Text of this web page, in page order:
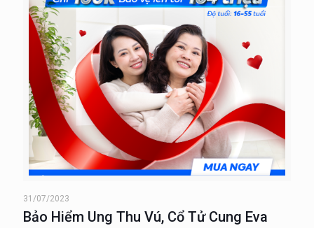
31/07/2023
Bảo Hiểm Ung Thu Vú, Cổ Tử Cung Eva